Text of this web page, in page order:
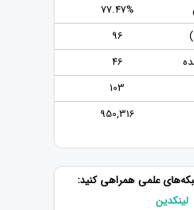
77.47%
96
46
103
950,316
علمی همراهی کنید:
لینکدین